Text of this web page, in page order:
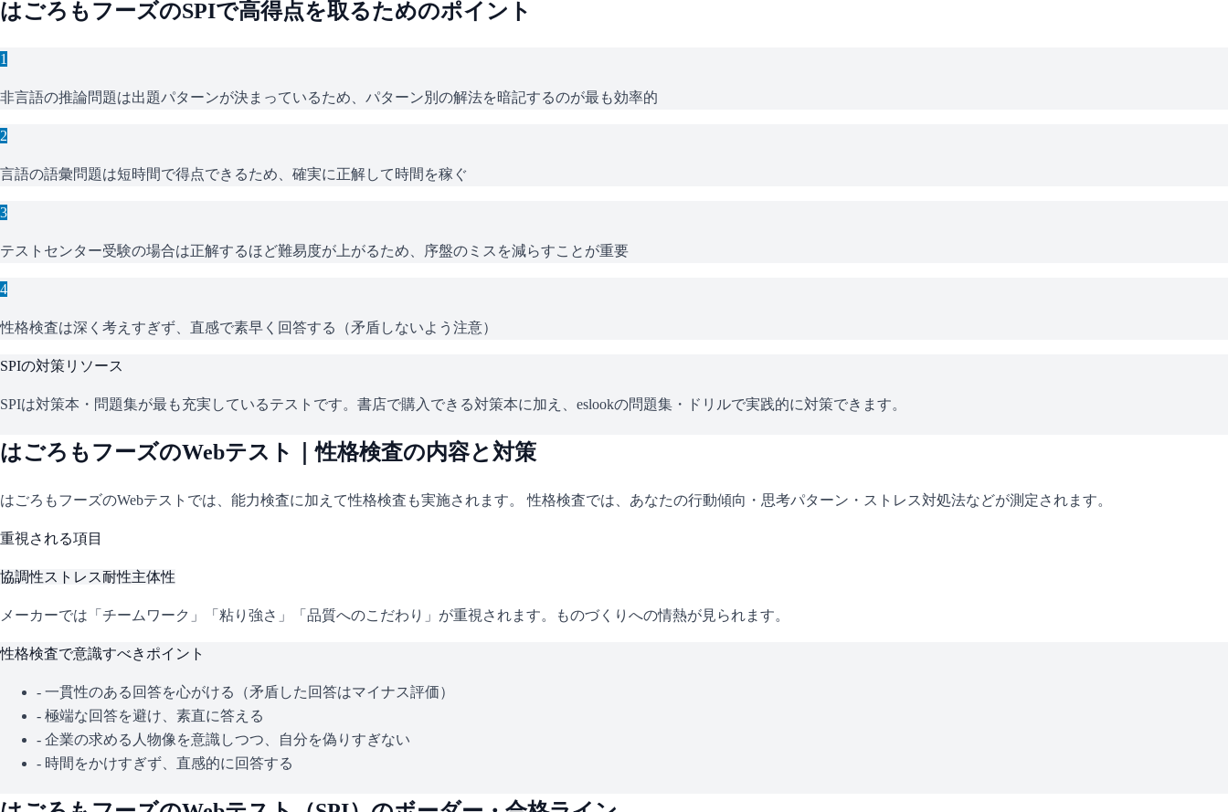
はごろもフーズのSPIで高得点を取るためのポイント
1
非言語の推論問題は出題パターンが決まっているため、パターン別の解法を暗記するのが最も効率的
2
言語の語彙問題は短時間で得点できるため、確実に正解して時間を稼ぐ
3
テストセンター受験の場合は正解するほど難易度が上がるため、序盤のミスを減らすことが重要
4
性格検査は深く考えすぎず、直感で素早く回答する（矛盾しないよう注意）
SPIの対策リソース
SPIは対策本・問題集が最も充実しているテストです。書店で購入できる対策本に加え、eslookの問題集・ドリルで実践的に対策できます。
はごろもフーズのWebテスト｜性格検査の内容と対策
はごろもフーズのWebテストでは、能力検査に加えて性格検査も実施されます。 性格検査では、あなたの行動傾向・思考パターン・ストレス対処法などが測定されます。
重視される項目
協調性ストレス耐性主体性
メーカーでは「チームワーク」「粘り強さ」「品質へのこだわり」が重視されます。ものづくりへの情熱が見られます。
性格検査で意識すべきポイント
- 一貫性のある回答を心がける（矛盾した回答はマイナス評価）
- 極端な回答を避け、素直に答える
- 企業の求める人物像を意識しつつ、自分を偽りすぎない
- 時間をかけすぎず、直感的に回答する